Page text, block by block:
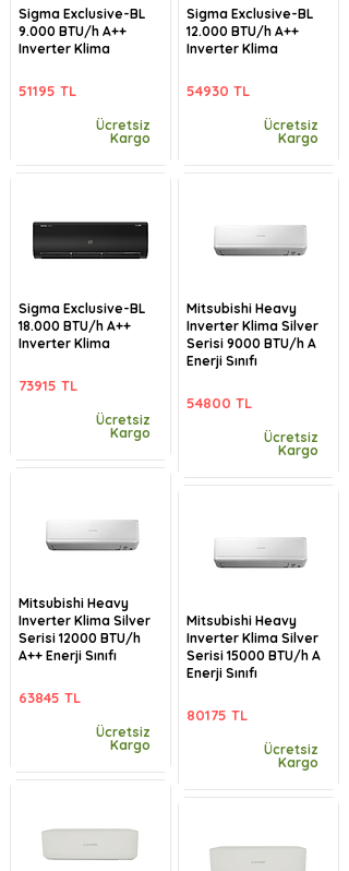
Sigma Exclusive-BL
9.000 BTU/h A++
Inverter Klima
51195 TL
Ücretsiz
Kargo
Sigma Exclusive-BL
18.000 BTU/h A++
Inverter Klima
73915 TL
Ücretsiz
Kargo
Mitsubishi Heavy
Inverter Klima Silver
Serisi 12000 BTU/h
A++ Enerji Sınıfı
63845 TL
Ücretsiz
Kargo
Sigma Exclusive-BL
12.000 BTU/h A++
Inverter Klima
54930 TL
Ücretsiz
Kargo
Mitsubishi Heavy
Inverter Klima Silver
Serisi 9000 BTU/h A
Enerji Sınıfı
54800 TL
Ücretsiz
Kargo
Mitsubishi Heavy
Inverter Klima Silver
Serisi 15000 BTU/h A
Enerji Sınıfı
80175 TL
Ücretsiz
Kargo